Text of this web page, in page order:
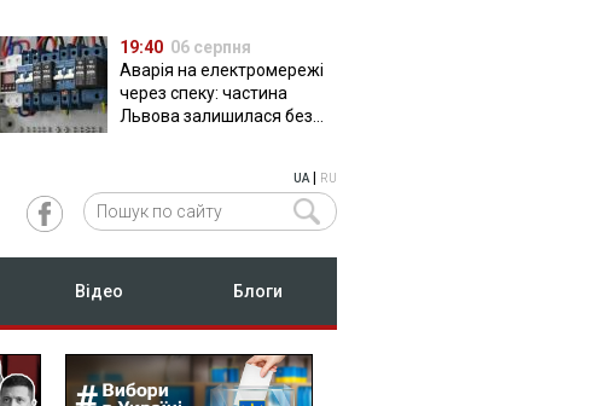
19:40 06 серпня
Аварія на електромережі
через спеку: частина
Львова залишилася без
UA| RU
Відео Блоги